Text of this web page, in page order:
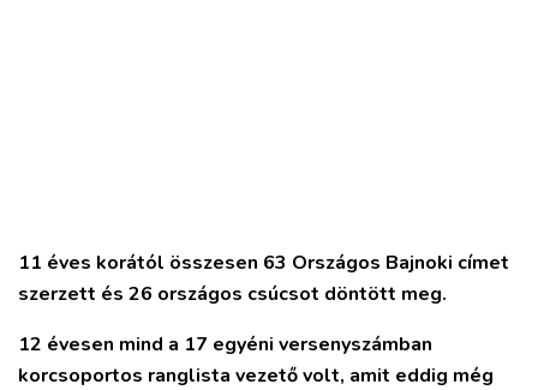
11 éves korától összesen 63 Országos Bajnoki címet
szerzett és 26 országos csúcsot döntött meg.
12 évesen mind a 17 egyéni versenyszámban
korcsoportos ranglista vezetővolt, amit eddig még